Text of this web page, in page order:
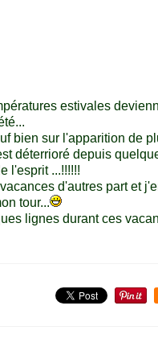
estivales
bien sur l'apparition de
déterrioré depuis
l'esprit ...!!!!!!
d'autres part et
tour...
lignes durant ces